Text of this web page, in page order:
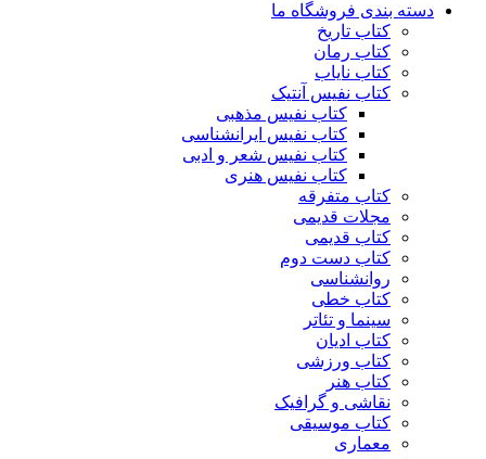
دسته بندی فروشگاه ما
کتاب تاریخ
کتاب رمان
کتاب نایاب
کتاب نفیس آنتیک
کتاب نفیس مذهبی
کتاب نفیس ایرانشناسی
کتاب نفیس شعر و ادبی
کتاب نفیس هنری
کتاب متفرقه
مجلات قدیمی
کتاب قدیمی
کتاب دست دوم
روانشناسی
کتاب خطی
سینما و تئاتر
کتاب ادیان
کتاب ورزشی
کتاب هنر
نقاشی و گرافیک
کتاب موسیقی
معماری